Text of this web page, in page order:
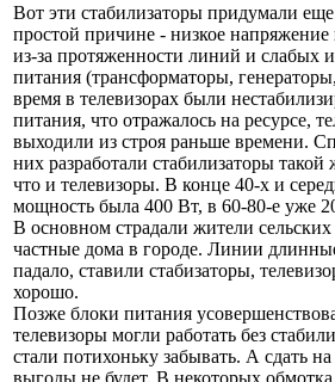
Вот эти стабилизаторы придумали
простой причине - низкое напряжение
из-за протяженности линий и слабых
питания (трансформаторы,
время в телевизорах были
питания, что отражалось на ресурсе,
выходили из строя раньше времени.
них разработали стабилизаторы
что и телевизоры. В конце 40-х и
мощность была 400 Вт, в 60-80-е уже
В основном страдали жители
частные дома в городе. Линии
падало, ставили стабизаторы,
хорошо.
Позже блоки питания
телевизоры могли работать без
стали потихоньку забывать. А сдать
выгоды не будет. В некоторых